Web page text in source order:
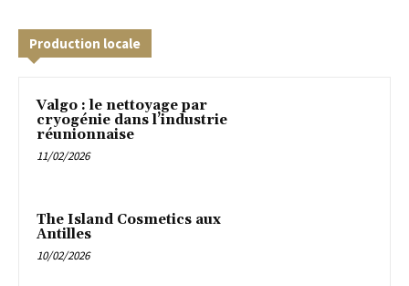
Production locale
Valgo : le nettoyage par
cryogénie dans l’industrie
réunionnaise
11/02/2026
The Island Cosmetics aux
Antilles
10/02/2026